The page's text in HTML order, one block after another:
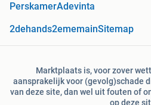
PerskamerAdevinta
2dehands2ememainSitemap
Marktplaats is, voor zover
aansprakelijk voor (gevolg)schade
van deze site, dan wel uit fouten of
op deze